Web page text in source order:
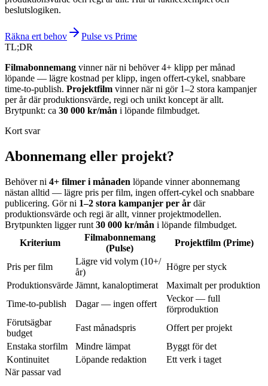
beslutslogiken.
Räkna ert behov
Pulse vs Prime
TL;DR
Filmabonnemang vinner när ni behöver 4+ klipp per månad
löpande — lägre kostnad per klipp, ingen offert-cykel, snabbare
time-to-publish. Projektfilm vinner när ni gör 1–2 stora kampanjer
per år där produktionsvärde, regi och unikt koncept är allt.
Brytpunkt: ca 30 000 kr/mån i löpande filmbudget.
Kort svar
Abonnemang eller projekt?
Behöver ni 4+ filmer i månaden löpande vinner abonnemang
nästan alltid — lägre pris per film, ingen offert-cykel och snabbare
publicering. Gör ni 1–2 stora kampanjer per år där
produktionsvärde och regi är allt, vinner projektmodellen.
Brytpunkten ligger runt 30 000 kr/mån i löpande filmbudget.
Kriterium
Filmabonnemang
(Pulse)
Projektfilm (Prime)
Pris per film
Lägre vid volym (10+/
år)
Högre per styck
Produktionsvärde Jämnt, kanaloptimerat
Maximalt per produktion
Time-to-publish
Dagar — ingen offert
Veckor — full
förproduktion
Förutsägbar
budget
Fast månadspris
Offert per projekt
Enstaka storfilm
Mindre lämpat
Byggt för det
Kontinuitet
Löpande redaktion
Ett verk i taget
När passar vad